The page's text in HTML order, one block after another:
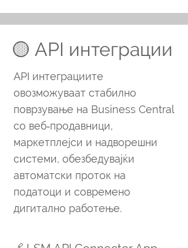
🟡 API интеграции
API интеграциите
овозможуваат стабилно
поврзување на Business Central
со веб‑продавници,
маркетплејси и надворешни
системи, обезбедувајќи
автоматски проток на
податоци и современо
дигитално работење.